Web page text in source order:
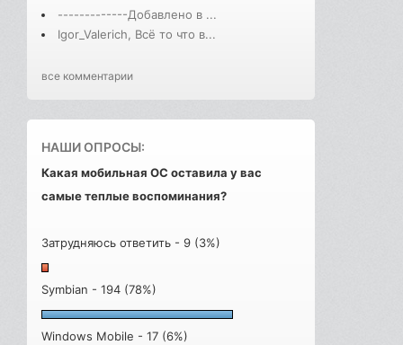
-------------Добавлено в ...
Igor_Valerich, Всё то что в...
все комментарии
НАШИ ОПРОСЫ:
Какая мобильная ОС оставила у вас
самые теплые воспоминания?
Затрудняюсь ответить - 9 (3%)
Symbian - 194 (78%)
Windows Mobile - 17 (6%)